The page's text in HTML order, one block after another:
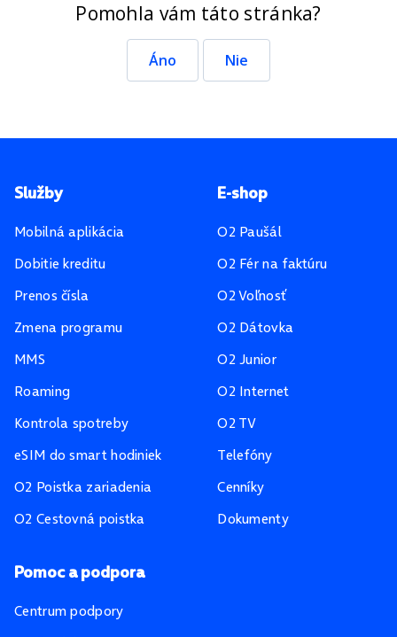
Pomohla vám táto stránka?
Áno Nie
Pätička stránky
Služby
Mobilná aplikácia
Dobitie kreditu
Prenos čísla
Zmena programu
MMS
Roaming
Kontrola spotreby
eSIM do smart hodiniek
O2 Poistka zariadenia
O2 Cestovná poistka
E-shop
O2 Paušál
O2 Fér na faktúru
O2 Voľnosť
O2 Dátovka
O2 Junior
O2 Internet
O2 TV
Telefóny
Cenníky
Dokumenty
Pomoc a podpora
Centrum podpory